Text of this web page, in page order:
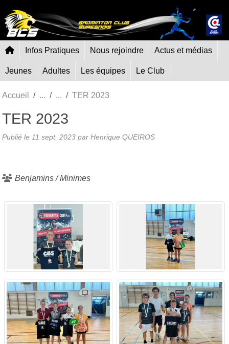
Infos Pratiques Nous rejoindre Actus et médias
Jeunes Adultes Les équipes Le Club
Accueil TER 2023
TER 2023
Publié le 11 sept. 2023 par Henrique QUEIROS
Benjamins / Minimes